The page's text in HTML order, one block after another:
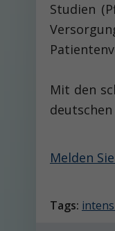
Studien
Mit den
Melden
Tags: